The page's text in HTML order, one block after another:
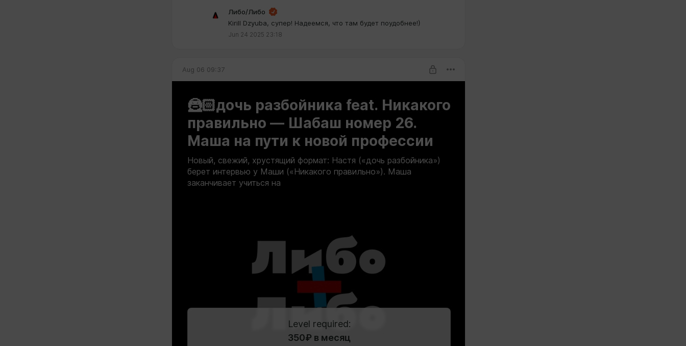
сожалению, не работает.
В качестве примера: в приложении Apple Podcasts нужно зайти в свою
Эта ссылка персонализированная, и если вы перестанете быть
Либо/Либо
Kirill Dzyuba, супер! Надеемся, что там будет поудобнее!)
Jun 24 2025 23:18
Aug 06 09:37
🦹🏻дочь разбойника feat. Никакого
правильно — Шабаш номер 26.
Маша на пути к новой профессии
Новый, свежий, хрустящий формат: Настя («дочь разбойника»)
берет интервью у Маши («Никакого правильно»). Маша
заканчивает учиться на
Level required:
350₽ в месяц